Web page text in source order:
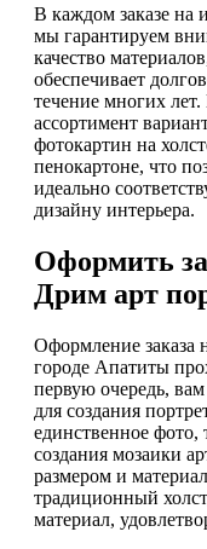
В каждом заказе на
мы гарантируем
качество
обеспечивает
течение многих
ассортимент
фотокартин на
пенокартоне, что
идеально
дизайну интерьера.
Оформить
Дрим арт
Оформление заказа
городе Апатиты
первую очередь,
для создания
единственное фото,
создания мозаики
размером и
традиционный
материал,